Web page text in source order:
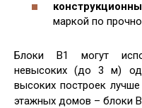
маркой по
Блоки В1 могут
невысоких (до 3 м)
высоких построек
этажных домов – блоки